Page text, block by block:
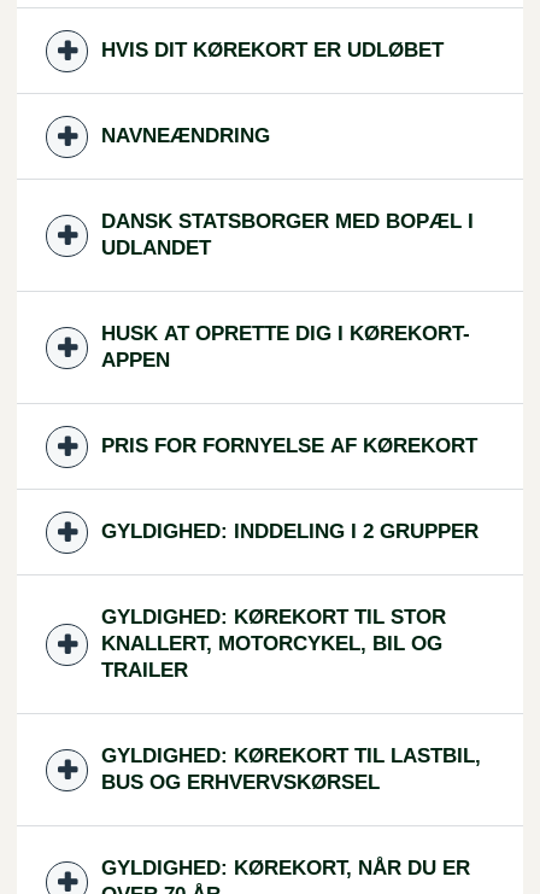
HVIS DIT KØREKORT ER UDLØBET
NAVNEÆNDRING
DANSK STATSBORGER MED BOPÆL I
UDLANDET
HUSK AT OPRETTE DIG I KØREKORT-
APPEN
PRIS FOR FORNYELSE AF KØREKORT
GYLDIGHED: INDDELING I 2 GRUPPER
GYLDIGHED: KØREKORT TIL STOR
KNALLERT, MOTORCYKEL, BIL OG
TRAILER
GYLDIGHED: KØREKORT TIL LASTBIL,
BUS OG ERHVERVSKØRSEL
GYLDIGHED: KØREKORT, NÅR DU ER